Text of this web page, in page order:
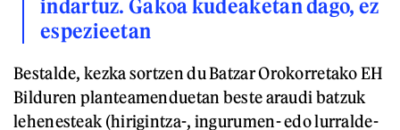
indartuz. Gakoa kudeaketan dago, ez
espezieetan
Bestalde, kezka sortzen du Batzar Orokorretako EH
Bilduren planteamenduetan beste araudi batzuk
lehenesteak (hirigintza-, ingurumen- edo lurralde-